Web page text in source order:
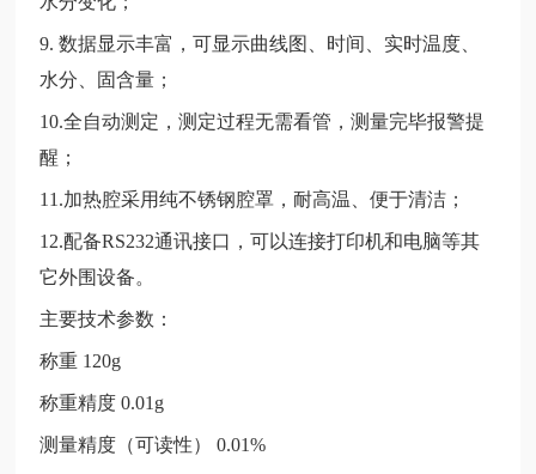
9. 数据显示丰富，可显示曲线图、时间、实时温度、
水分、固含量；
10.全自动测定，测定过程无需看管，测量完毕报警提
醒；
11.加热腔采用纯不锈钢腔罩，耐高温、便于清洁；
12.配备RS232通讯接口，可以连接打印机和电脑等其
它外围设备。
主要技术参数：
称重 120g
称重精度 0.01g
测量精度（可读性） 0.01%